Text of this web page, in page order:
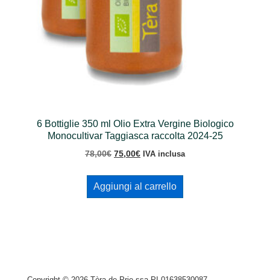
6 Bottiglie 350 ml Olio Extra Vergine Biologico
Monocultivar Taggiasca raccolta 2024-25
78,00€ Il
originale
era:
75,00€Il
attuale
è:
IVA inclusa
Aggiungi al carrello